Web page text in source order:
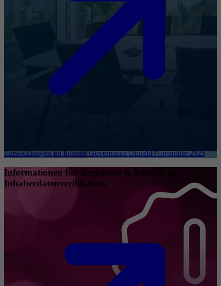
Entwicklungen im Internet Governance Umfeld November 2025
Informationen für Registrare & Reseller zu
Inhaberdatenverifikation